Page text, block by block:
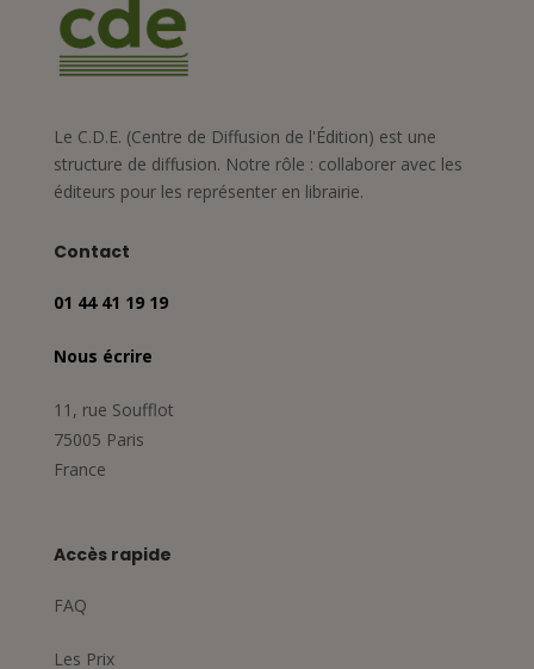
Le C.D.E. (Centre de Diffusion de l'Édition) est une
structure de diffusion. Notre rôle : collaborer avec les
éditeurs pour les représenter en librairie.
Contact
01 44 41 19 19
Nous écrire
11, rue Soufflot
75005 Paris
France
Accès rapide
FAQ
Les Prix